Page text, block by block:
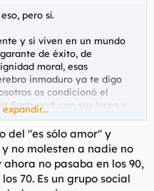
pero sí.
y si viven en un mundo
de éxito, de
moral, esas
inmaduro ya te digo
os condicionó el
Eastwood, con sus luces y
ahora mismo. Tendrías que
artes donde si no llevas
tu masculinidad estás
que la gente adulta haga
del "es sólo amor" y
no molesten a nadie no
no pasaba en los 90,
70. Es un grupo social